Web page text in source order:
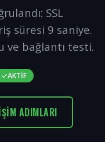
SSL
süresi 9 saniye.
ve bağlantı testi.
AKTIF
ADIMLARI